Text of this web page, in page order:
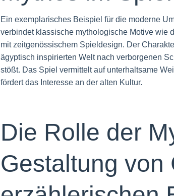
Ein exemplarisches Beispiel für die moderne
verbindet klassische mythologische Motive wie
mit zeitgenössischem Spieldesign. Der
ägyptisch inspirierten Welt nach verborgenen
stößt. Das Spiel vermittelt auf unterhaltsame
fördert das Interesse an der alten Kultur.
Die Rolle der
Gestaltung von